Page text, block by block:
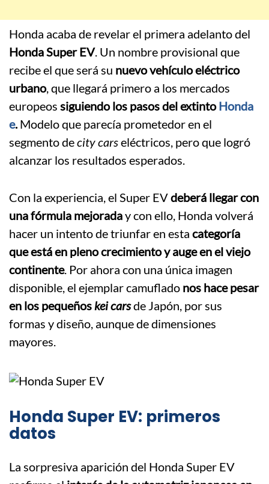
Honda acaba de revelar el primera adelanto del
Honda Super EV. Un nombre provisional que
recibe el que será su nuevo vehículo eléctrico
urbano, que llegará primero a los mercados
europeos siguiendo los pasos del extintoHonda
e.Modelo que parecía prometedor en el
segmento decity carseléctricos, pero que logró
alcanzar los resultados esperados.
Con la experiencia, el Super EVdeberá llegar con
una fórmula mejoraday con ello, Honda volverá
hacer un intento de triunfar en esta categoría
que está en pleno crecimiento y auge en el viejo
continente. Por ahora con una única imagen
disponible, el ejemplar camuflado nos hace pesar
en los pequeños kei carsde Japón, por sus
formas y diseño, aunque de dimensiones
mayores.
Honda Super EV: primeros
datos
La sorpresiva aparición del Honda Super EV